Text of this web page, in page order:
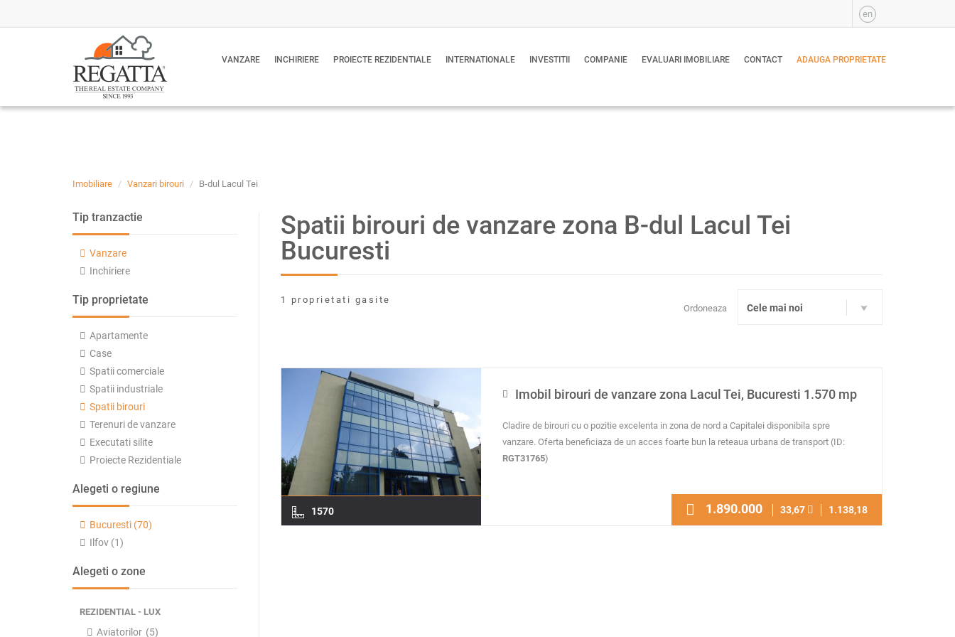
en
VANZARE INCHIRIERE PROIECTE REZIDENTIALE INTERNATIONALE INVESTITII COMPANIE EVALUARI IMOBILIARE CONTACT ADAUGA PROPRIETATE
Imobiliare Vanzari birouri B-dul Lacul Tei
Tip tranzactie
Vanzare
Inchiriere
Tip proprietate
Apartamente
Case
Spatii comerciale
Spatii industriale
Spatii birouri
Terenuri de vanzare
Executati silite
Proiecte Rezidentiale
Alegeti o regiune
Bucuresti (70)
Ilfov (1)
Alegeti o zone
REZIDENTIAL - LUX
Aviatorilor (5)
Spatii birouri de vanzare zona B-dul Lacul Tei
Bucuresti
1 proprietati gasite
Ordoneaza
Cele mai noi
1570
Imobil birouri de vanzare zona Lacul Tei, Bucuresti 1.570 mp
Cladire de birouri cu o pozitie excelenta in zona de nord a Capitalei disponibila spre
vanzare. Oferta beneficiaza de un acces foarte bun la reteaua urbana de transport (ID:
RGT31765)
1.890.000 33,67 1.138,18